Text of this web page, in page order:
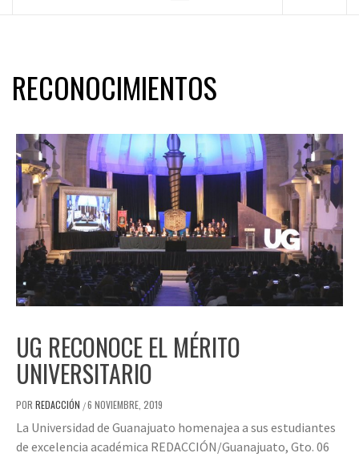
RECONOCIMIENTOS
UG RECONOCE EL MÉRITO
UNIVERSITARIO
POR REDACCIÓN /6 NOVIEMBRE, 2019
La Universidad de Guanajuato homenajea a sus estudiantes
de excelencia académica REDACCIÓN/Guanajuato, Gto. 06